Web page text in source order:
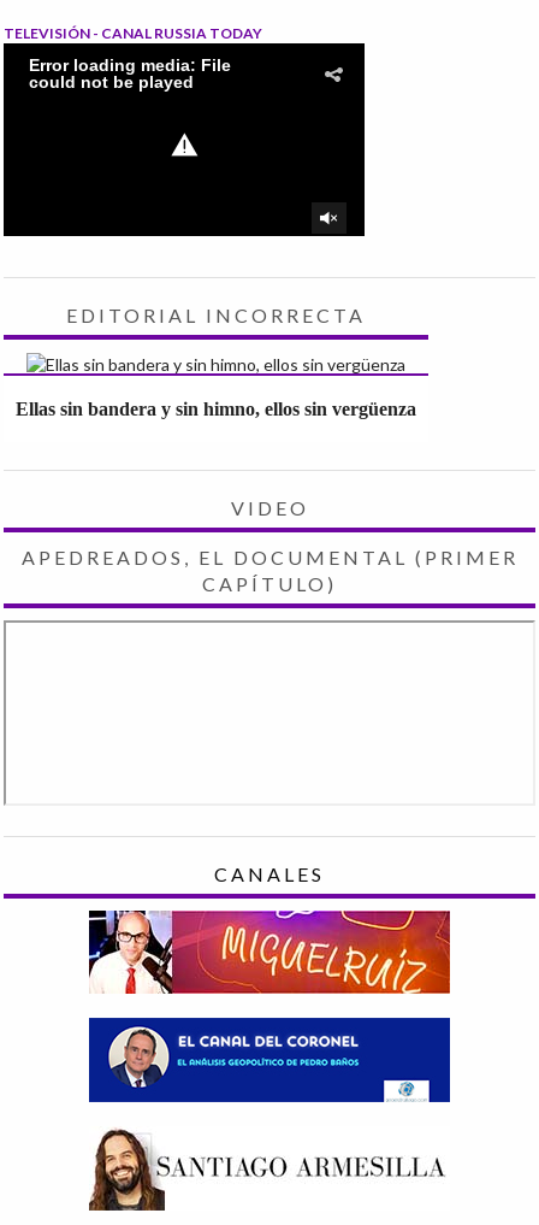
TELEVISIÓN - CANAL RUSSIA TODAY
EDITORIAL INCORRECTA
Ellas sin bandera y sin himno, ellos sin vergüenza
VIDEO
APEDREADOS, EL DOCUMENTAL (PRIMER
CAPÍTULO)
CANALES